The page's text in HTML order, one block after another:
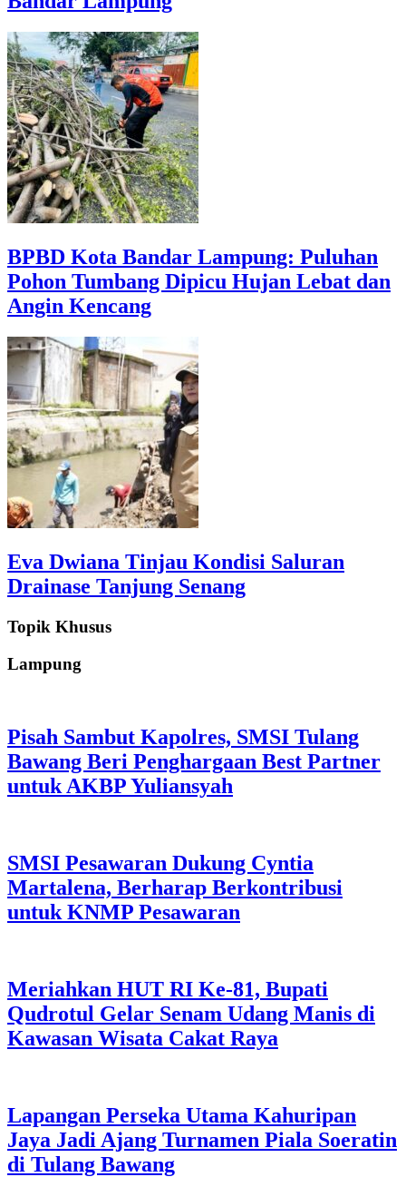
BPBD Kota Bandar Lampung: Puluhan
Pohon Tumbang Dipicu Hujan Lebat dan
Angin Kencang
Eva Dwiana Tinjau Kondisi Saluran
Drainase Tanjung Senang
Topik Khusus
Lampung
Pisah Sambut Kapolres, SMSI Tulang
Bawang Beri Penghargaan Best Partner
untuk AKBP Yuliansyah
SMSI Pesawaran Dukung Cyntia
Martalena, Berharap Berkontribusi
untuk KNMP Pesawaran
Meriahkan HUT RI Ke-81, Bupati
Qudrotul Gelar Senam Udang Manis di
Kawasan Wisata Cakat Raya
Lapangan Perseka Utama Kahuripan
Jaya Jadi Ajang Turnamen Piala Soeratin
di Tulang Bawang